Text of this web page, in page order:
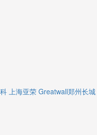
上海亚荣 Greatwall郑州长城